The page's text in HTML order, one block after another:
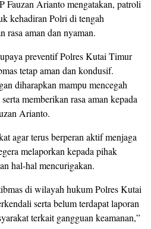
Arianto mengatakan, patroli
kehadiran Polri di tengah
rasa aman dan nyaman.
preventif Polres Kutai Timur
tetap aman dan kondusif.
diharapkan mampu mencegah
memberikan rasa aman kepada
Arianto.
agar terus berperan aktif menjaga
melaporkan kepada pihak
hal-hal mencurigakan.
di wilayah hukum Polres Kutai
serta belum terdapat laporan
terkait gangguan keamanan,”